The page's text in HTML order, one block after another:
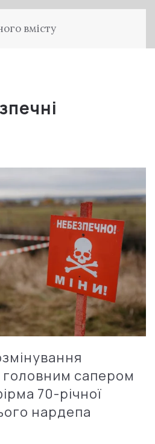
вмісту
сапером
70-річної
нардепа